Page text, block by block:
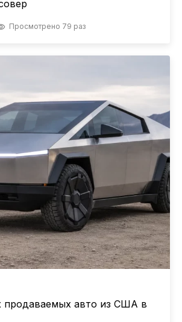
Просмотрено 79 раз
авто из США в